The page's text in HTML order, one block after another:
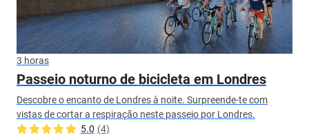
3 horas
Passeio noturno de bicicleta em Londres
Descobre o encanto de Londres à noite. Surpreende-te com
vistas de cortar a respiração neste passeio por Londres.
5.0 (4)